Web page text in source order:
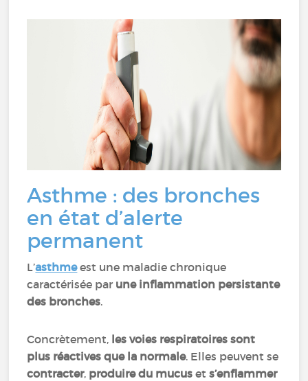
Asthme : des bronches
en état d’alerte
permanent
L’asthmeest une maladie chronique
caractérisée par une inflammation persistante
des bronches.
Concrètement, les voies respiratoires sont
plus réactives que la normale. Elles peuvent se
contracter, produire du mucus ets’enflammer